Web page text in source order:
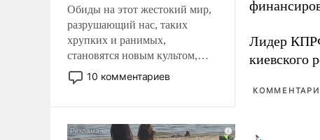
Обиды на этот жестокий мир,
разрушающий нас, таких
хрупких и ранимых,
становятся новым культом,
постепенно вытесняя и
отменяя традиционное
ударами судьбы, брать на себя
10 комментариев
Лидер
киевского